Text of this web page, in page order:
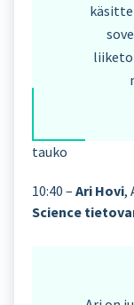
tauko
10:40 – Ari Hovi,
Science